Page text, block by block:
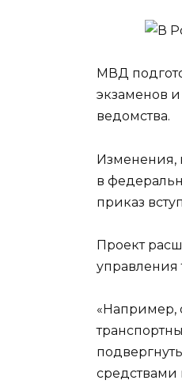
МВД
экзаменов
ведомства.
Изменения,
в
приказ
Проект
управления
«Например,